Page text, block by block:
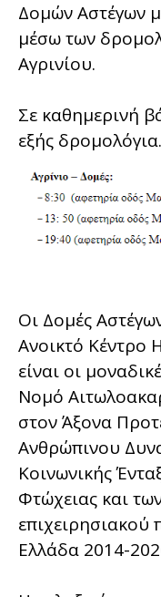
Δομών Αστέγων
μέσω των
Αγρινίου.
Σε καθημερινή
εξής δρομολόγια.
Οι Δομές
Ανοικτό Κέντρο
είναι οι
Νομό
στον Άξονα
Ανθρώπινου
Κοινωνικής
Φτώχειας και
επιχειρησιακού
Ελλάδα 2014-